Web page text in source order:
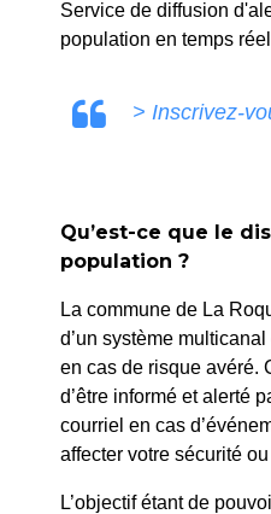
Service de diffusion
population en temps
> Inscrivez-
Qu’est-ce que le
population ?
La commune de La
d’un système
en cas de risque avéré.
d’être informé et alerté
courriel en cas
affecter votre sécurité
L’objectif étant de